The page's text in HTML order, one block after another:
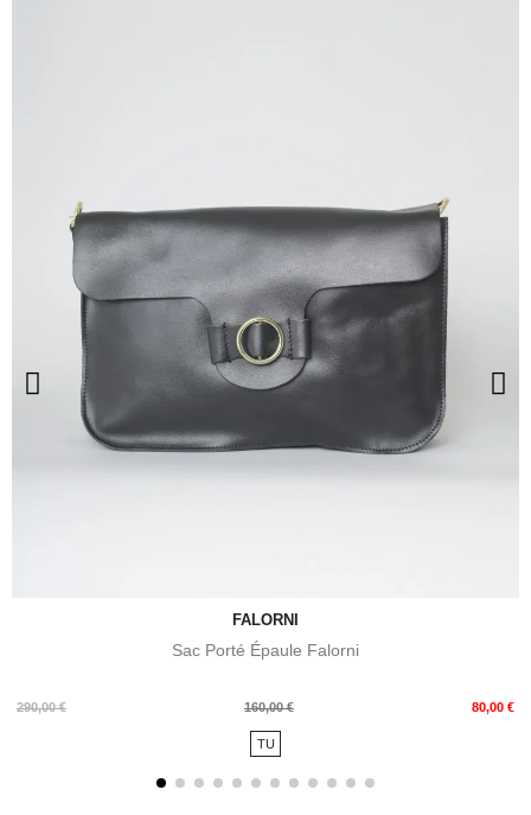
FALORNI
Sac Porté Épaule Falorni
290,00 €
Prix
160,00 € 80,00 €
Prix
TU